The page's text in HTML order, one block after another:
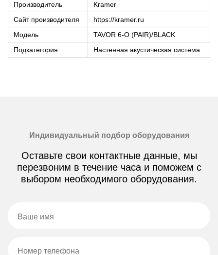
Производитель
Kramer
Сайт производителя
https://kramer.ru
Модель
TAVOR 6-O (PAIR)/BLACK
Подкатегория
Настенная акустическая система
Индивидуальный подбор оборудования
Оставьте свои контактные данные, мы
перезвоним в течение часа и поможем с
выбором необходимого оборудования.